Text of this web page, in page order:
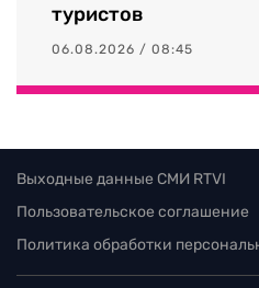
туристов
06.08.2026 / 08:45
Выходные данные СМИ RTVI
Пользовательское соглашение
Политика обработки